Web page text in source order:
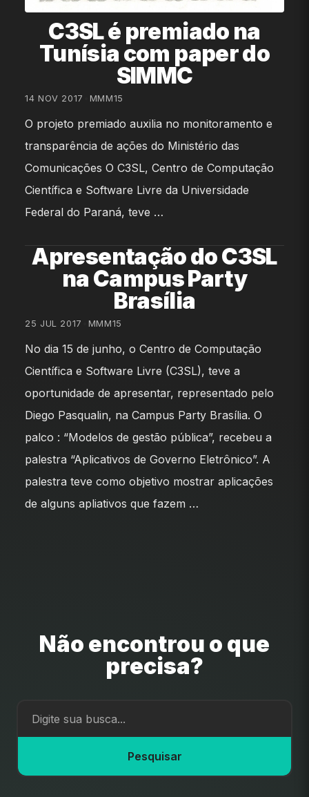
C3SL é premiado na
Tunísia com paper do
SIMMC
14 NOV 2017 MMM15
O projeto premiado auxilia no monitoramento e
transparência de ações do Ministério das
Comunicações O C3SL, Centro de Computação
Científica e Software Livre da Universidade
Federal do Paraná, teve …
Apresentação do C3SL
na Campus Party
Brasília
25 JUL 2017 MMM15
No dia 15 de junho, o Centro de Computação
Científica e Software Livre (C3SL), teve a
oportunidade de apresentar, representado pelo
Diego Pasqualin, na Campus Party Brasília. O
palco : “Modelos de gestão pública”, recebeu a
palestra “Aplicativos de Governo Eletrônico”. A
palestra teve como objetivo mostrar aplicações
de alguns apliativos que fazem …
Não encontrou o que
precisa?
Pesquisar